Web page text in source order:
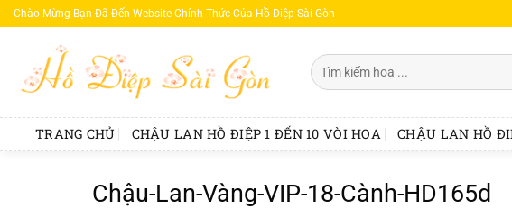
Bỏ
qua
dung
Chào Mừng Bạn Đã Đến Website Chính Thức Của Hồ Diệp Sài Gòn
Tìm
kiếm:
TRANG CHỦ CHẬU LAN HỒ ĐIỆP 1 ĐẾN 10 VÒI HOA CHẬU LAN HỒ
Chậu-Lan-Vàng-VIP-18-Cành-HD165d